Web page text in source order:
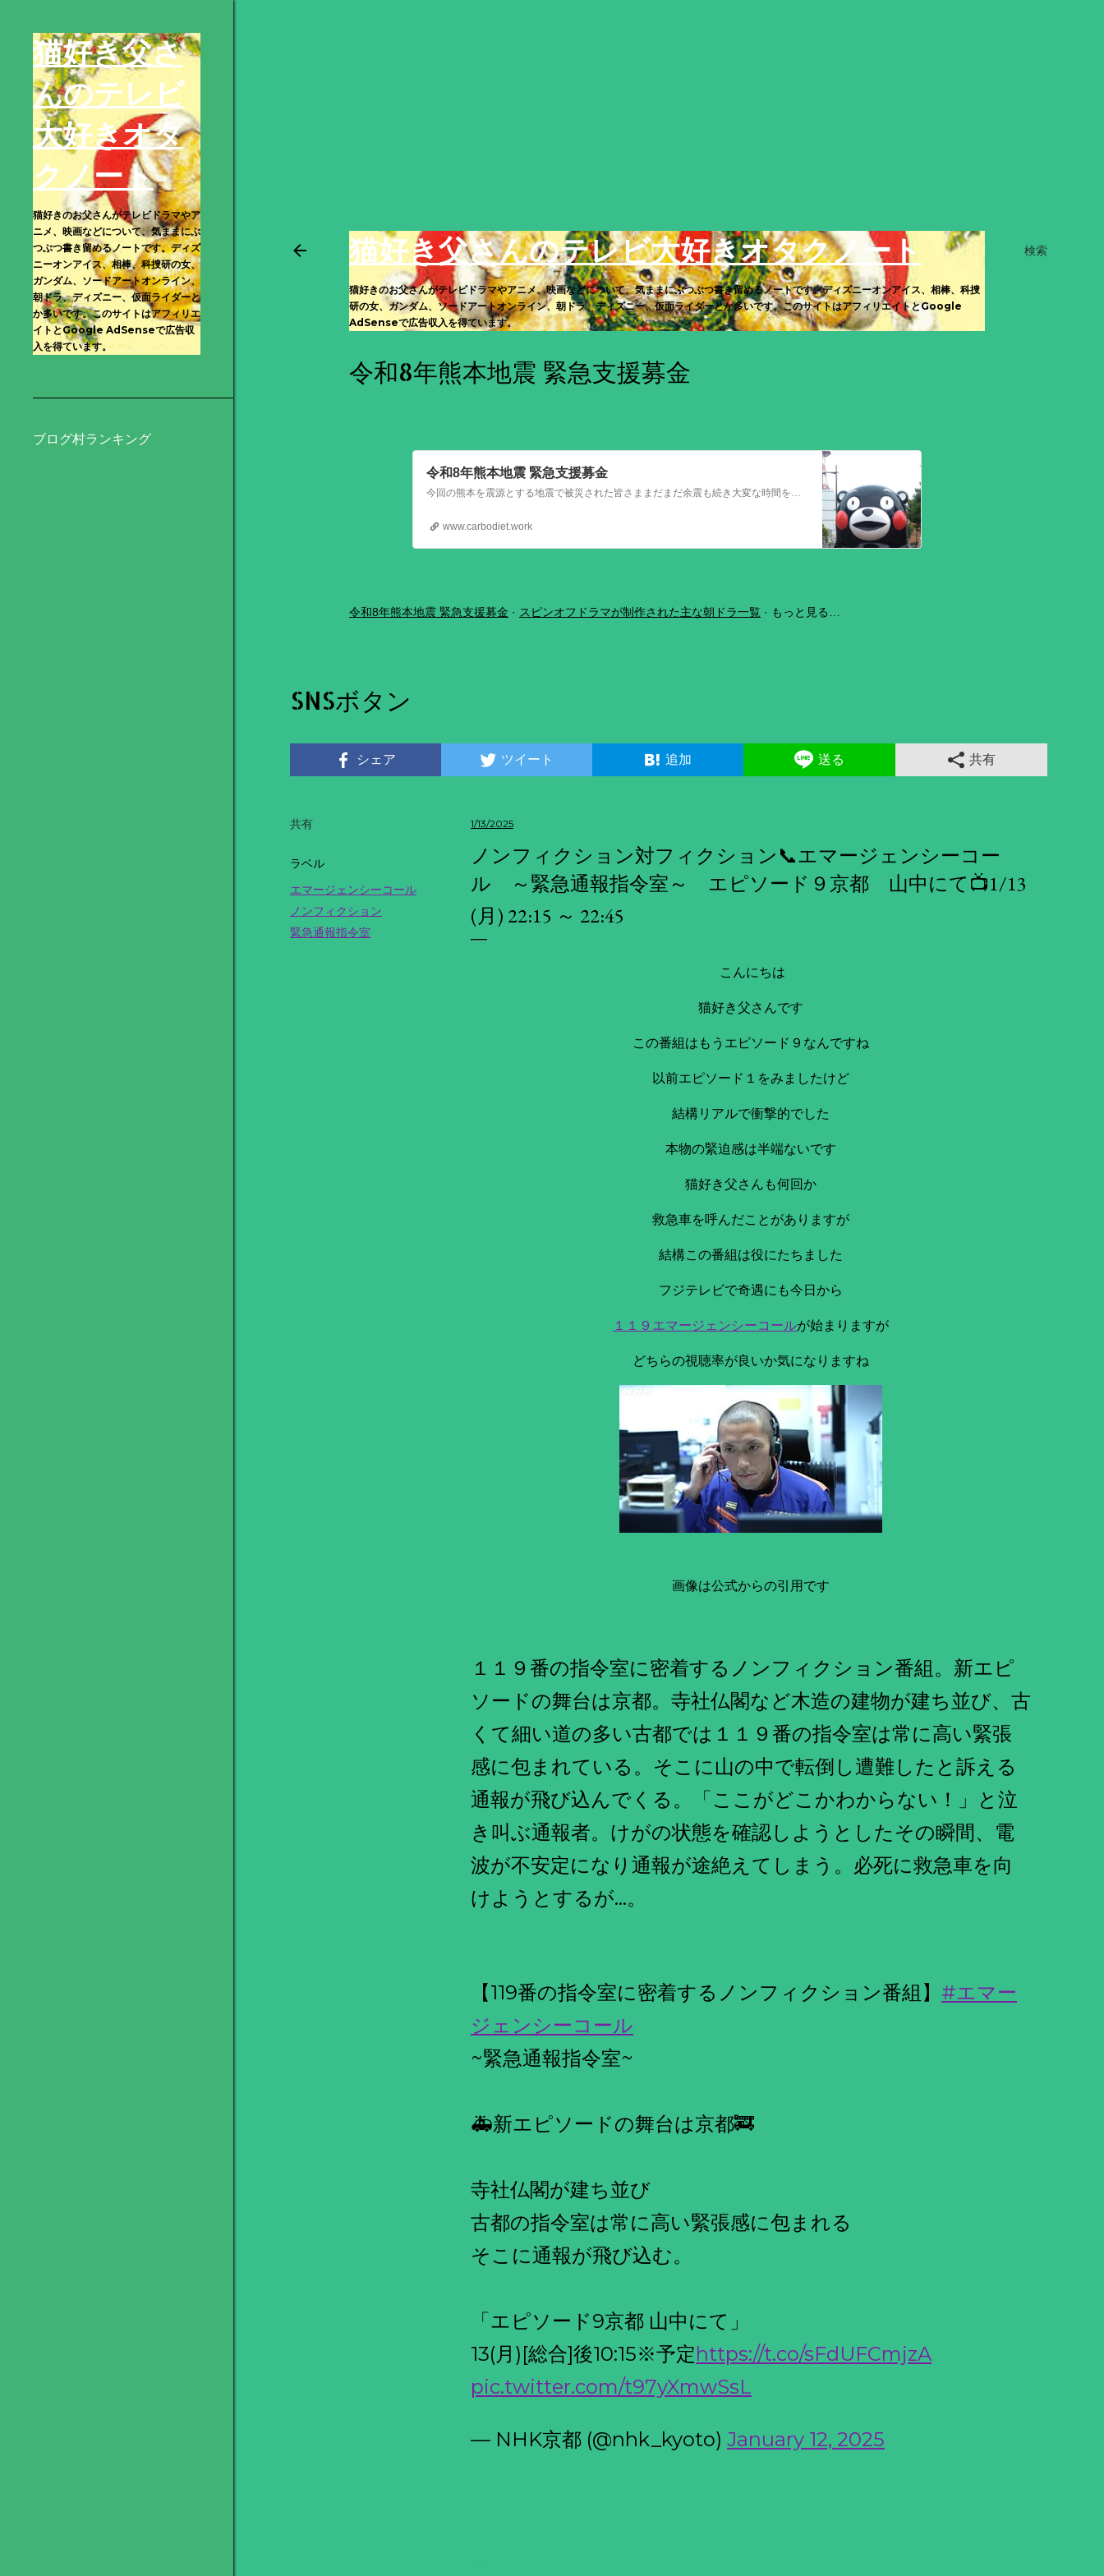
検索
猫好き父さんのテレビ大好きオタクノート
猫好きのお父さんがテレビドラマやアニメ、映画などについて、気ままにぶつぶつ書き留めるノートです。ディズニーオンアイス、相棒、科捜
研の女、ガンダム、ソードアートオンライン、朝ドラ、ディズニー、仮面ライダーとか多いです。このサイトはアフィリエイトとGoogle
AdSenseで広告収入を得ています。
令和8年熊本地震 緊急支援募金
令和8年熊本地震 緊急支援募金
今回の熊本を震源とする地震で被災された皆さままだまだ余震も続き大変な時間を過ごされていると思います。心よりお見舞い申し上げます
www.carbodiet.work
令和8年熊本地震 緊急支援募金 スピンオフドラマが制作された主な朝ドラ一覧 もっと見る…
SNSボタン
シェア ツイート 追加 送る 共有
共有
ラベル
エマージェンシーコール
ノンフィクション
緊急通報指令室
1/13/2025
ノンフィクション対フィクション📞エマージェンシーコー
ル ～緊急通報指令室～ エピソード９京都 山中にて📺1/13
(月) 22:15 ～ 22:45
こんにちは
猫好き父さんです
この番組はもうエピソード９なんですね
以前エピソード１をみましたけど
結構リアルで衝撃的でした
本物の緊迫感は半端ないです
猫好き父さんも何回か
救急車を呼んだことがありますが
結構この番組は役にたちました
フジテレビで奇遇にも今日から
１１９エマージェンシーコールが始まりますが
どちらの視聴率が良いか気になりますね
画像は公式からの引用です
１１９番の指令室に密着するノンフィクション番組。新エピ
ソードの舞台は京都。寺社仏閣など木造の建物が建ち並び、古
くて細い道の多い古都では１１９番の指令室は常に高い緊張
感に包まれている。そこに山の中で転倒し遭難したと訴える
通報が飛び込んでくる。「ここがどこかわからない！」と泣
き叫ぶ通報者。けがの状態を確認しようとしたその瞬間、電
波が不安定になり通報が途絶えてしまう。必死に救急車を向
けようとするが…。
【119番の指令室に密着するノンフィクション番組】 #エマー
ジェンシーコール
~緊急通報指令室~
🚑新エピソードの舞台は京都🚒
寺社仏閣が建ち並び
古都の指令室は常に高い緊張感に包まれる
そこに通報が飛び込む。
「エピソード9京都 山中にて」
13(月)[総合]後10:15※予定https://t.co/sFdUFCmjzA
pic.twitter.com/t97yXmwSsL
— NHK京都 (@nhk_kyoto) January 12, 2025
猫好き父さ
んのテレビ
大好きオタ
クノート
猫好きのお父さんがテレビドラマやア
ニメ、映画などについて、気ままにぶ
つぶつ書き留めるノートです。ディズ
ニーオンアイス、相棒、科捜研の女、
ガンダム、ソードアートオンライン、
朝ドラ、ディズニー、仮面ライダーと
か多いです。このサイトはアフィリエ
イトとGoogle AdSenseで広告収
入を得ています。
ブログ村ランキング